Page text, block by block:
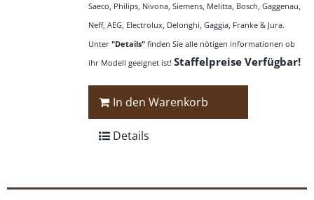
Saeco, Philips, Nivona, Siemens, Melitta, Bosch, Gaggenau,
Neff, AEG, Electrolux, Delonghi, Gaggia, Franke & Jura.
Unter "Details"finden Sie alle nötigen informationen ob
ihr Modell geeignet ist! Staffelpreise Verfügbar!
In den Warenkorb
Details